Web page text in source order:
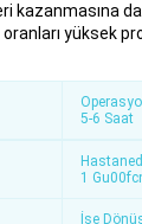
kazanmasına da
yüksek
5-6 Saat
1
İşe